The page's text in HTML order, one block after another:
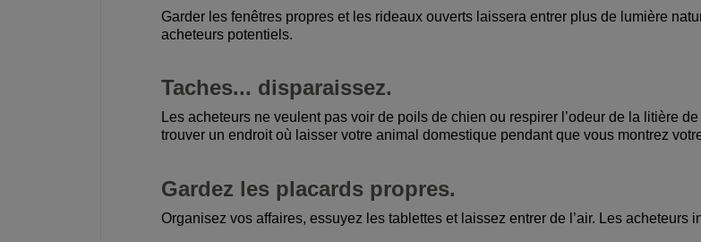
Garder les fenêtres propres et les rideaux ouverts laissera entrer plus de lumière
acheteurs potentiels.
Taches... disparaissez.
Les acheteurs ne veulent pas voir de poils de chien ou respirer l’odeur de la litière
trouver un endroit où laisser votre animal domestique pendant que vous montrez
Gardez les placards propres.
Organisez vos affaires, essuyez les tablettes et laissez entrer de l’air. Les acheteurs